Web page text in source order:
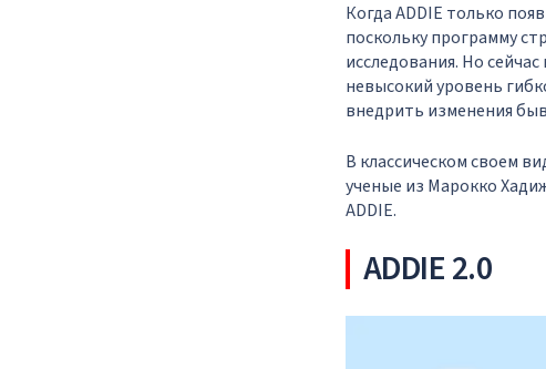
Когда ADDIE только
поскольку программу
исследования. Но
невысокий уровень
внедрить изменения
В классическом своем
ученые из Марокко
ADDIE.
ADDIE 2.0